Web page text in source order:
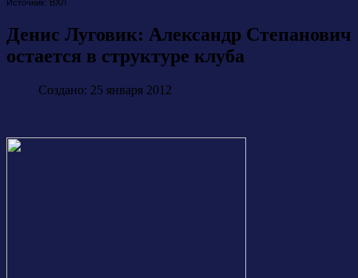
Источник: ВХЛ
Денис Луговик: Александр Степанович
остается в структуре клуба
Создано: 25 января 2012